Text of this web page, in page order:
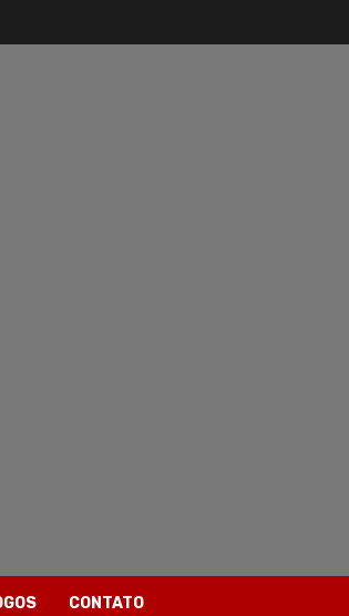
CONTATO